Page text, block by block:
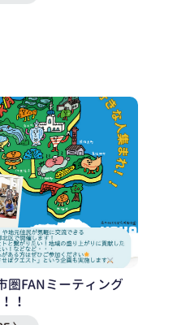
圏FANミーティング
！